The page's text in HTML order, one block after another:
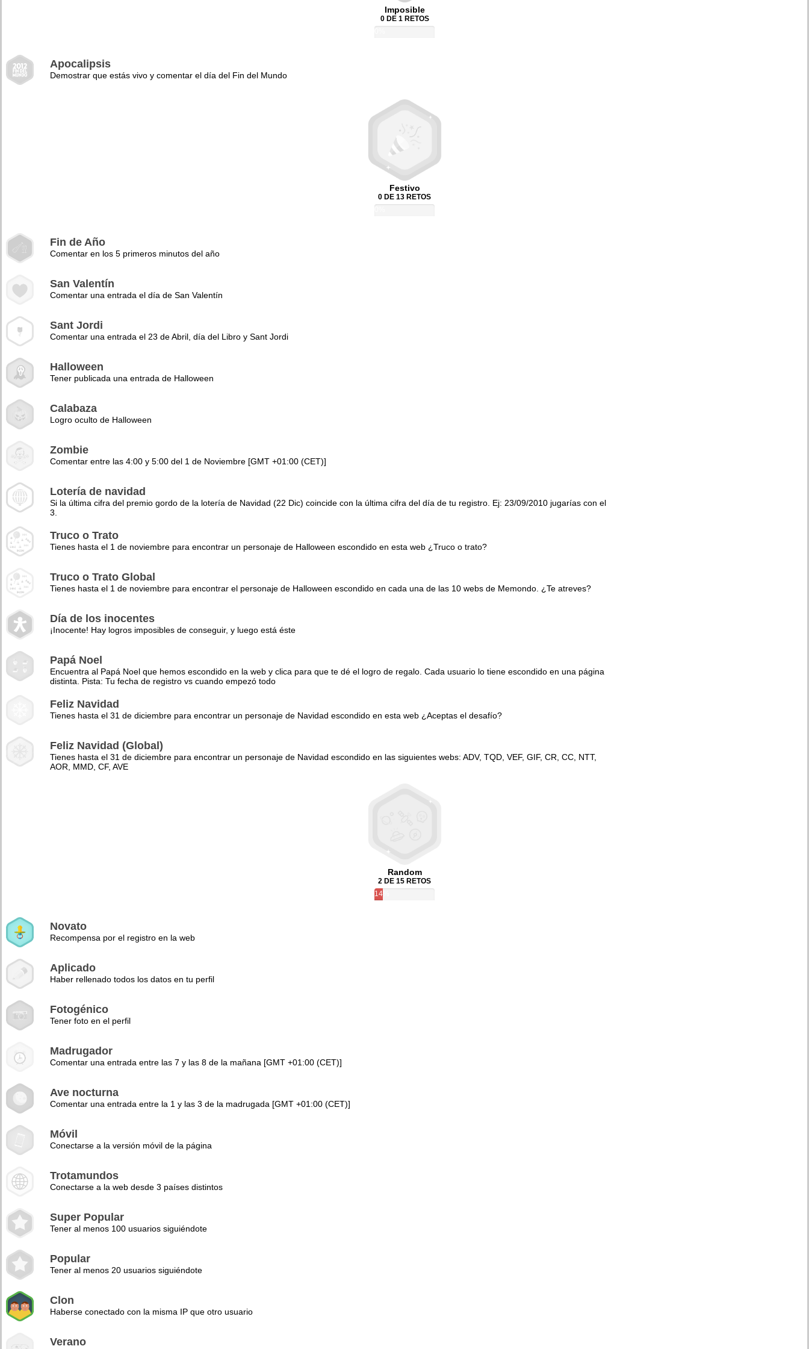
Imposible
0 DE 1 RETOS
Apocalipsis
Demostrar que estás vivo y comentar el día del Fin del Mundo
Festivo
0 DE 13 RETOS
Fin de Año
Comentar en los 5 primeros minutos del año
San Valentín
Comentar una entrada el día de San Valentín
Sant Jordi
Comentar una entrada el 23 de Abril, día del Libro y Sant Jordi
Halloween
Tener publicada una entrada de Halloween
Calabaza
Logro oculto de Halloween
Zombie
Comentar entre las 4:00 y 5:00 del 1 de Noviembre [GMT +01:00 (CET)]
Lotería de navidad
Si la última cifra del premio gordo de la lotería de Navidad (22 Dic) coincide con la última cifra del día de tu registro. Ej: 23/09/2010 jugarías con el
3.
Truco o Trato
Tienes hasta el 1 de noviembre para encontrar un personaje de Halloween escondido en esta web ¿Truco o trato?
Truco o Trato Global
Tienes hasta el 1 de noviembre para encontrar el personaje de Halloween escondido en cada una de las 10 webs de Memondo. ¿Te atreves?
Día de los inocentes
¡Inocente! Hay logros imposibles de conseguir, y luego está éste
Papá Noel
Encuentra al Papá Noel que hemos escondido en la web y clica para que te dé el logro de regalo. Cada usuario lo tiene escondido en una página
distinta. Pista: Tu fecha de registro vs cuando empezó todo
Feliz Navidad
Tienes hasta el 31 de diciembre para encontrar un personaje de Navidad escondido en esta web ¿Aceptas el desafío?
Feliz Navidad (Global)
Tienes hasta el 31 de diciembre para encontrar un personaje de Navidad escondido en las siguientes webs: ADV, TQD, VEF, GIF, CR, CC, NTT,
AOR, MMD, CF, AVE
Random
2 DE 15 RETOS
14%
Novato
Recompensa por el registro en la web
Aplicado
Haber rellenado todos los datos en tu perfil
Fotogénico
Tener foto en el perfil
Madrugador
Comentar una entrada entre las 7 y las 8 de la mañana [GMT +01:00 (CET)]
Ave nocturna
Comentar una entrada entre la 1 y las 3 de la madrugada [GMT +01:00 (CET)]
Móvil
Conectarse a la versión móvil de la página
Trotamundos
Conectarse a la web desde 3 países distintos
Super Popular
Tener al menos 100 usuarios siguiéndote
Popular
Tener al menos 20 usuarios siguiéndote
Clon
Haberse conectado con la misma IP que otro usuario
Verano